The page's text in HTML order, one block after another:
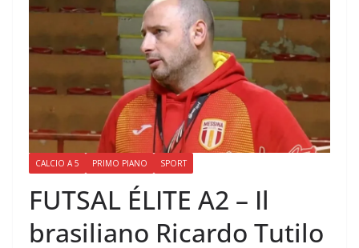
CALCIO A 5 PRIMO PIANO SPORT
FUTSAL ÉLITE A2 – Il
brasiliano Ricardo Tutilo